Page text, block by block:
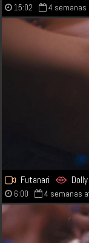
15:02 4 semanas
Futanari
6:00 4 semanas